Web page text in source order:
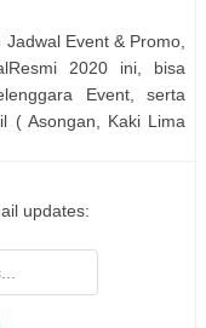
Event & Promo,
2020 ini, bisa
Event, serta
( Asongan, Kaki Lima
updates: